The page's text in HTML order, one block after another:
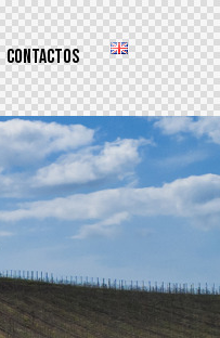
CONTACTOS